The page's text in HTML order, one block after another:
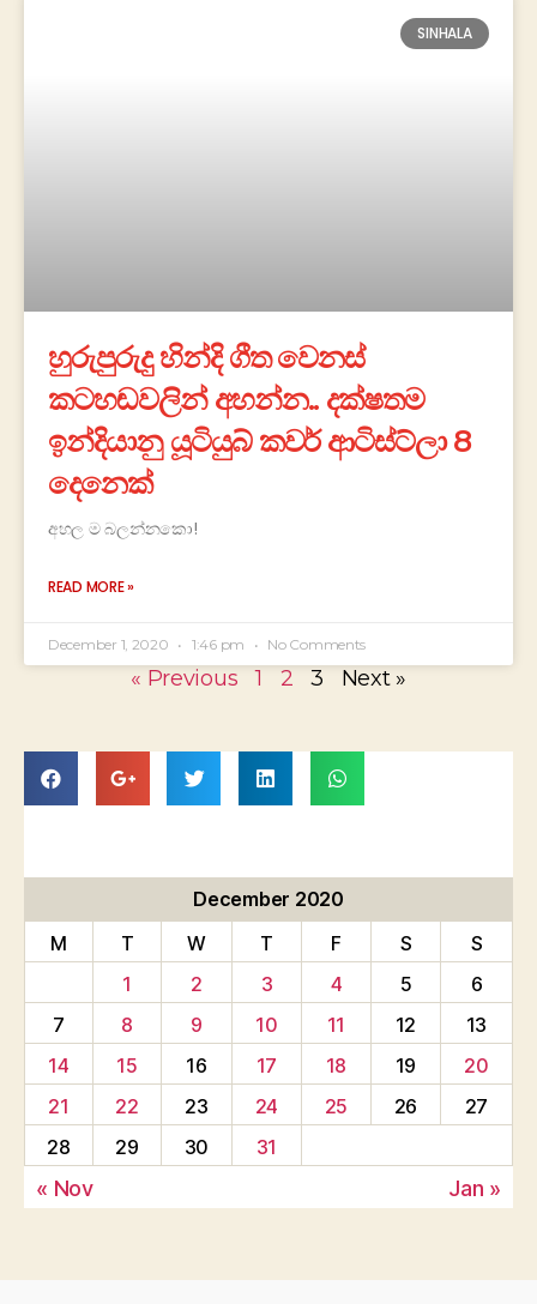
SINHALA
හුරුපුරුදු හින්දි ගීත වෙනස්
කටහඬවලින් අහන්න.. දක්ෂතම
ඉන්දියානු යූටියුබ් කවර් ආටිස්ට්ලා 8
දෙනෙක්
අහල ම බලන්නකො!
READ MORE »
December 1, 2020 1:46 pm No Comments
« Previous 1 2 3 Next »
December 2020
M
T W T F S
S
1
2 3 4 5
6
7
8 9 10 11 12
13
14
15 16 17 18 19
20
21
22 23 24 25 26
27
28
29 30 31
« Nov Jan »